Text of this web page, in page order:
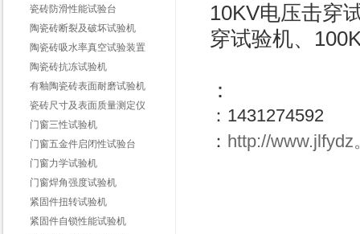
瓷砖防滑性能试验台
陶瓷砖断裂及破坏试验机
陶瓷砖吸水率真空试验装置
陶瓷砖抗冻试验机
有釉陶瓷砖表面耐磨试验机
瓷砖尺寸及表面质量测定仪
门窗三性试验机
门窗五金件启闭性试验台
门窗力学试验机
门窗焊角强度试验机
紧固件扭转试验机
紧固件自锁性能试验机
10KV电压击穿
穿试验机、
：
：1431274592
： http://www.jlfydz